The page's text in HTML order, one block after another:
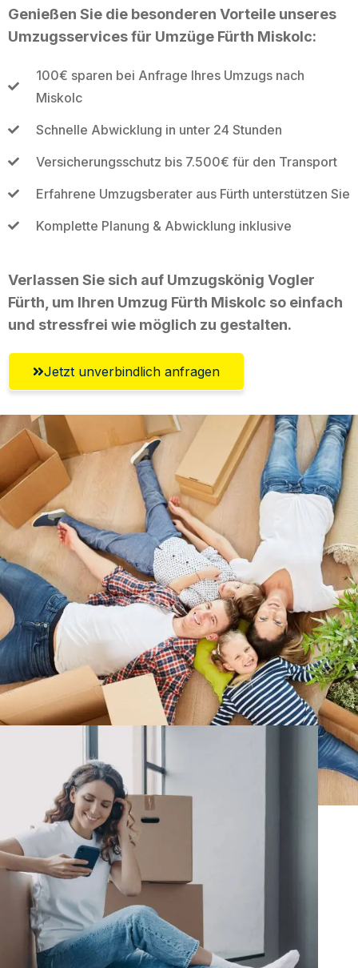
Genießen Sie die besonderen Vorteile unseres
Umzugsservices für Umzüge Fürth Miskolc:
100€ sparen bei Anfrage Ihres Umzugs nach
Miskolc
Schnelle Abwicklung in unter 24 Stunden
Versicherungsschutz bis 7.500€ für den Transport
Erfahrene Umzugsberater aus Fürth unterstützen Sie
Komplette Planung & Abwicklung inklusive
Verlassen Sie sich auf Umzugskönig Vogler
Fürth, um Ihren Umzug Fürth Miskolc so einfach
und stressfrei wie möglich zu gestalten.
Jetzt unverbindlich anfragen